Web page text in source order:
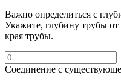
Важно определиться с
Укажите, глубину трубы
края трубы.
Соединение с